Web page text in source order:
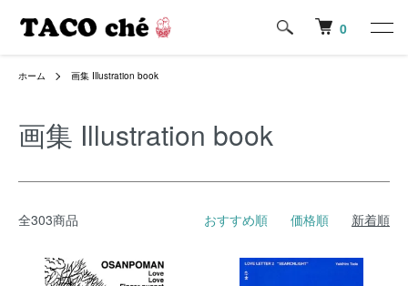
0
ホーム 画集 Illustration book
画集 Illustration book
全303商品 おすすめ順 価格順 新着順